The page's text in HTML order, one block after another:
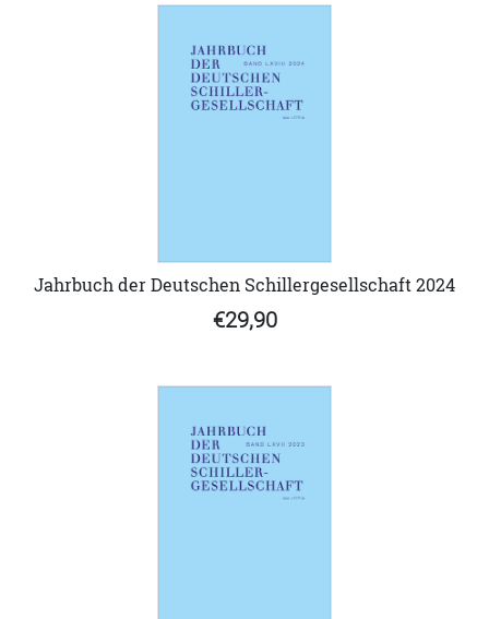
Jahrbuch der Deutschen Schillergesellschaft 2024
€29,90